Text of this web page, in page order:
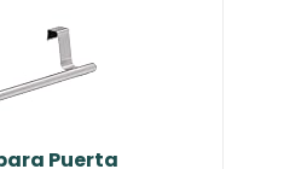
Puerta